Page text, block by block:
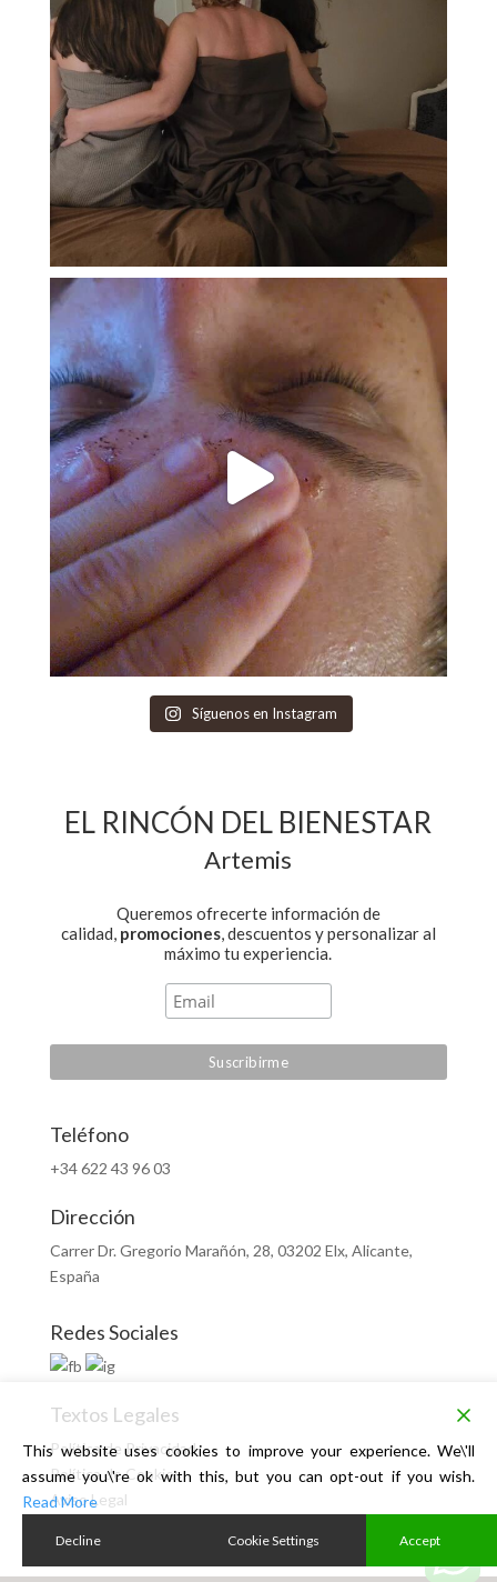
Síguenos en Instagram
EL RINCÓN DEL BIENESTAR
Artemis
Queremos ofrecerte información de
calidad, promociones, descuentos y personalizar al
máximo tu experiencia.
Teléfono
+34 622 43 96 03
Dirección
Carrer Dr. Gregorio Marañón, 28, 03202 Elx, Alicante,
España
Redes Sociales
Textos Legales
Política de Privacidad
Política de Cookies
Aviso Legal
This website uses cookies to improve your experience. We\'ll
assume you\'re ok with this, but you can opt-out if you wish.
Read More
Decline Cookie Settings Accept